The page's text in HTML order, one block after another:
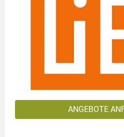
ANGEBOTE